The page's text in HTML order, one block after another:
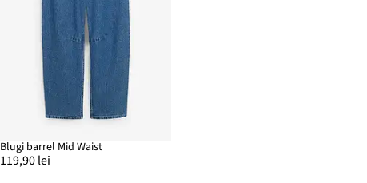
Blugi barrel Mid Waist
119,90 lei